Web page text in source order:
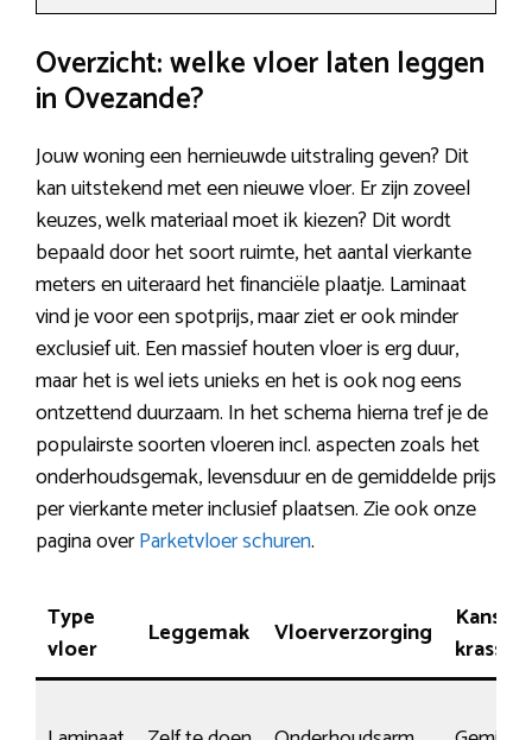
Overzicht: welke vloer laten leggen
in Ovezande?
Jouw woning een hernieuwde uitstraling geven? Dit
kan uitstekend met een nieuwe vloer. Er zijn zoveel
keuzes, welk materiaal moet ik kiezen? Dit wordt
bepaald door het soort ruimte, het aantal vierkante
meters en uiteraard het financiële plaatje. Laminaat
vind je voor een spotprijs, maar ziet er ook minder
exclusief uit. Een massief houten vloer is erg duur,
maar het is wel iets unieks en het is ook nog eens
ontzettend duurzaam. In het schema hierna tref je de
populairste soorten vloeren incl. aspecten zoals het
onderhoudsgemak, levensduur en de gemiddelde prijs
per vierkante meter inclusief plaatsen. Zie ook onze
pagina overParketvloer schuren.
Type
vloer
Leggemak Vloerverzorging
Kans op
krassen